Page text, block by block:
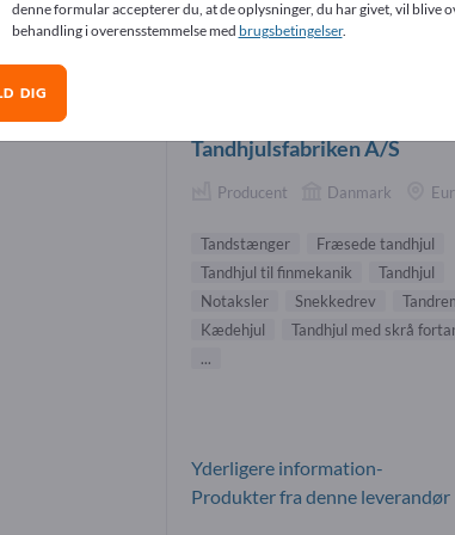
leverandører
Tandhjulsfabriken A/S
Producent Danmark
Tandstænger
Fræsede tandhjul
Tandhjul til finmekanik
Tandhjul
Notaksler
Snekkedrev
Kædehjul
Tandhjul med skrå
...
Yderligere information-
Produkter fra denne leverandør
denne formular accepterer du, at de oplysninger, du har givet, vil blive
behandling i overensstemmelse med brugsbetingelser.
DIG